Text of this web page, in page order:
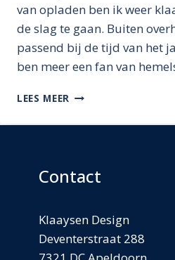
van opladen ben ik weer
de slag te gaan. Buiten
passend bij de tijd van het
ben meer een fan van
LEES MEER 2025:
HEMELSBLAUW
Contact
Klaaysen Design
Deventerstraat 288